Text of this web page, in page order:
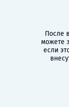
После
можете
если